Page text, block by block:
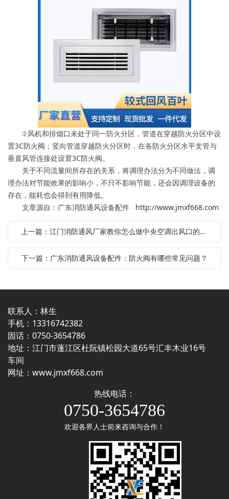
②风机和排烟口未处于同一防火分区，管道在穿越防火分区中设
置3C防火阀；竖向管道穿越防火分区时，在各防火分区水平支管与
垂直风管连接处设置3C防火阀。
关于不同流量间所存在的关系，将调理办法分为不同做法，调
理办法对节能效果的影响小，不只不影响节能，还会因调理设备的
存在，能耗也会得到有用降低。
文章源自：广东消防通风设备配件 http://www.jmxf668.com
上一篇：江门消防通风厂家教你怎么做中央空调出风口的选择
下一篇：广东消防通风设备配件：防火阀有哪些常见问题？
联系人：林生
手机：13316742382
固话：0750-3654786
地址：江门市蓬江区杜阮镇松园大道65号汇丰木业16号
车间
网址： www.jmxf668.com
热线电话：
0750-3654786
欢迎各界人士前来咨询与合作！